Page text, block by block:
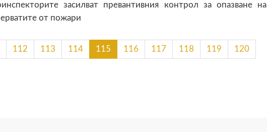
засилват превантивния контрол за опазване на
от пожари
112 113 114 115 116 117 118 119 120